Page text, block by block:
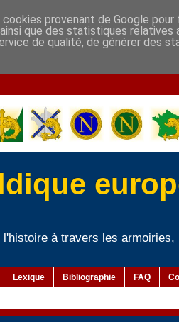
l'histoire à travers les
Lexique Bibliographie FAQ
provenant de Google
que des statistiques
de qualité, de générer des